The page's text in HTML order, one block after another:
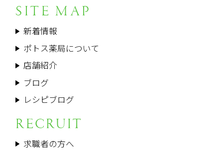
SITE MAP
新着情報
ポトス薬局について
店舗紹介
ブログ
レシピブログ
RECRUIT
求職者の方へ